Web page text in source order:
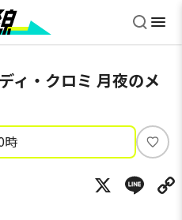
ィ・クロミ 月夜のメ
時
い
ね
X